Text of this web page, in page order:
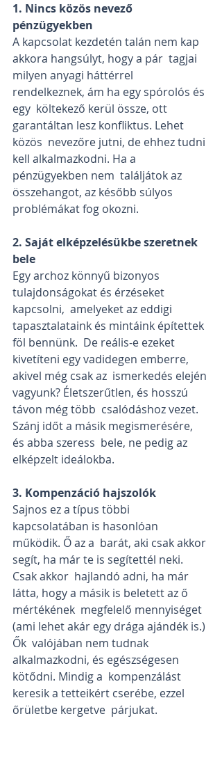
1. Nincs közös nevező
pénzügyekben
A kapcsolat kezdetén talán nem kap
akkora hangsúlyt, hogy a pár  tagjai
milyen anyagi háttérrel
rendelkeznek, ám ha egy spórolós és
egy  költekező kerül össze, ott
garantáltan lesz konfliktus. Lehet
közös  nevezőre jutni, de ehhez tudni
kell alkalmazkodni. Ha a
pénzügyekben nem  találjátok az
összehangot, az később súlyos
problémákat fog okozni.
2. Saját elképzelésükbe szeretnek
bele
Egy archoz könnyű bizonyos
tulajdonságokat és érzéseket
kapcsolni,  amelyeket az eddigi
tapasztalataink és mintáink építettek
föl bennünk.  De reális-e ezeket
kivetíteni egy vadidegen emberre,
akivel még csak az  ismerkedés elején
vagyunk? Életszerűtlen, és hosszú
távon még több  csalódáshoz vezet.
Szánj időt a másik megismerésére,
és abba szeress  bele, ne pedig az
elképzelt ideálokba.
3. Kompenzáció hajszolók
Sajnos ez a típus többi
kapcsolatában is hasonlóan
működik. Ő az a  barát, aki csak akkor
segít, ha már te is segítettél neki.
Csak akkor  hajlandó adni, ha már
látta, hogy a másik is beletett az ő
mértékének  megfelelő mennyiséget
(ami lehet akár egy drága ajándék is.)
Ők  valójában nem tudnak
alkalmazkodni, és egészségesen
kötődni. Mindig a  kompenzálást
keresik a tetteikért cserébe, ezzel
őrületbe kergetve  párjukat.